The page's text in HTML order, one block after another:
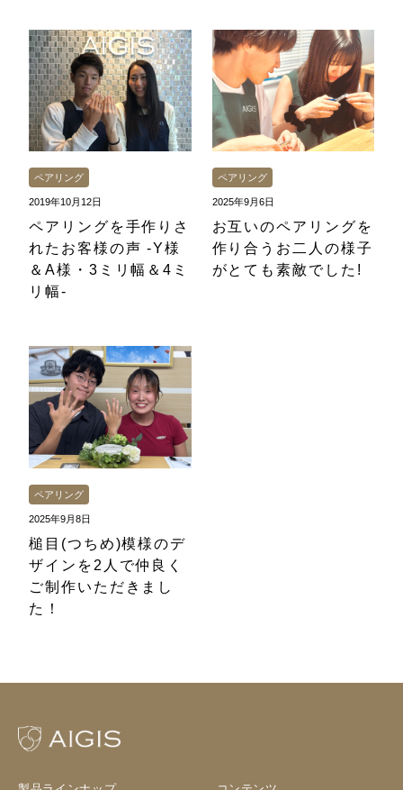
ペアリング
2019年10月12日
ペアリングを手作りさ
れたお客様の声 -Y様
＆A様・3ミリ幅＆4ミ
リ幅-
ペアリング
2025年9月6日
お互いのペアリングを
作り合うお二人の様子
がとても素敵でした!
ペアリング
2025年9月8日
槌目(つちめ)模様のデ
ザインを2人で仲良く
ご制作いただきまし
た！